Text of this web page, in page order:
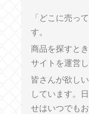
「どこに売っ
す。
商品を探すと
サイトを運営し
皆さんが欲し
しています。
せはいつでも